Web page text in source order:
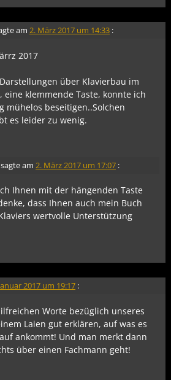
am 2. März 2017 um 14:33 :
2017
über Klavierbau im
eine klemmende Taste, konnte ich
mühelos beseitigen..Solchen
es leider zu wenig.
am 2. März 2017 um 17:07 :
Ihnen mit der hängenden Taste
dass Ihnen auch mein Buch
wertvolle Unterstützung
2017 um 19:17 :
Worte bezüglich unseres
Laien gut erklären, auf was es
ankommt! Und man merkt dann
über einen Fachmann geht!